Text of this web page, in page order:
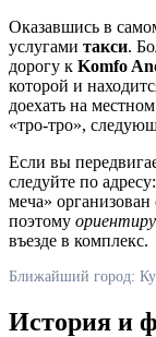
Оказавшись в
услугами такси.
дорогу к Komfo
которой и
доехать на
«тро-тро»,
Если вы
следуйте по адресу:
меча»
поэтому
въезде в комплекс.
Ближайший город:
История и